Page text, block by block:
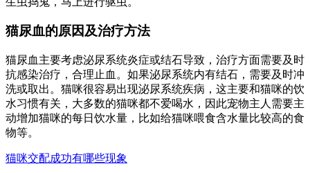
猫尿血的原因及治疗方法
猫尿血主要考虑泌尿系统炎症或结石导致，治疗方面需要及时
抗感染治疗，合理止血。如果泌尿系统内有结石，需要及时冲
洗或取出。猫咪很容易出现泌尿系统疾病，这主要和猫咪的饮
水习惯有关，大多数的猫咪都不爱喝水，因此宠物主人需要主
动增加猫咪的每日饮水量，比如给猫咪喂食含水量比较高的食
物等。
猫咪交配成功有哪些现象